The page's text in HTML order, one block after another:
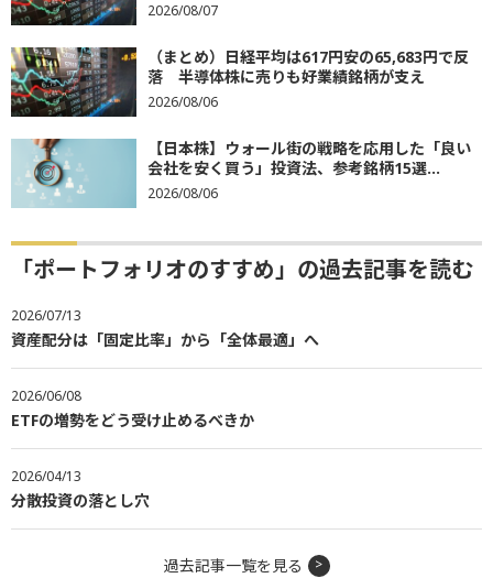
2026/08/07
（まとめ）日経平均は617円安の65,683円で反
落 半導体株に売りも好業績銘柄が支え
2026/08/06
【日本株】ウォール街の戦略を応用した「良い
会社を安く買う」投資法、参考銘柄15選...
2026/08/06
「ポートフォリオのすすめ」の過去記事を読む
2026/07/13
資産配分は「固定比率」から「全体最適」へ
2026/06/08
ETFの増勢をどう受け止めるべきか
2026/04/13
分散投資の落とし穴
過去記事一覧を見る